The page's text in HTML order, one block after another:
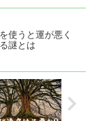
らみれば、重要な
使うと運が悪く
謎とは